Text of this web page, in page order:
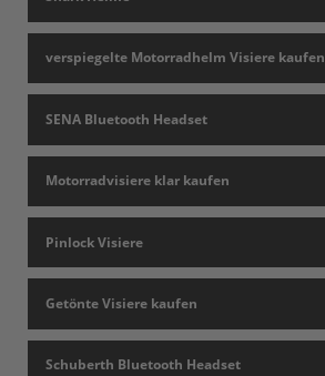
verspiegelte Motorradhelm Visiere kaufen
SENA Bluetooth Headset
Motorradvisiere klar kaufen
Pinlock Visiere
Getönte Visiere kaufen
Schuberth Bluetooth Headset